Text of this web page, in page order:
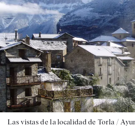
Las vistas de la localidad de Torla /